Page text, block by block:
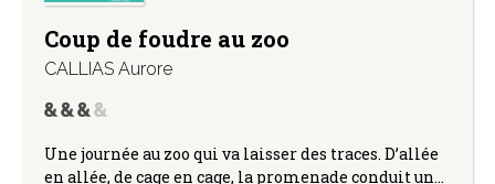
Coup de foudre au zoo
CALLIAS Aurore
Une journée au zoo qui va laisser des traces. D’allée
en allée, de cage en cage, la promenade conduit un…